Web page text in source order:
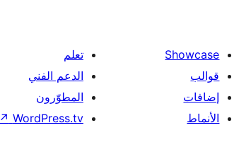
Showcase
قوالب
إضافات
الأنماط
تعلم
الدعم الفني
المطوّرون
WordPress.tv
↗